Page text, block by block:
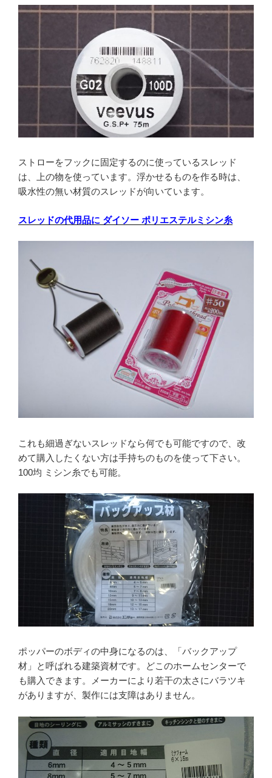
ストローをフックに固定するのに使っているスレッド
は、上の物を使っています。浮かせるものを作る時は、
吸水性の無い材質のスレッドが向いています。
スレッドの代用品に ダイソー ポリエステルミシン糸
これも細過ぎないスレッドなら何でも可能ですので、改
めて購入したくない方は手持ちのものを使って下さい。
100均 ミシン糸でも可能。
ポッパーのボディの中身になるのは、「バックアップ
材」と呼ばれる建築資材です。どこのホームセンターで
も購入できます。メーカーにより若干の太さにバラツキ
がありますが、製作には支障はありません。